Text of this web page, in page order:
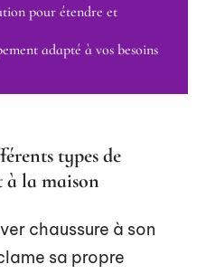
pour étendre et
adapté à vos besoins
types de
la maison
chaussure à son
sa propre